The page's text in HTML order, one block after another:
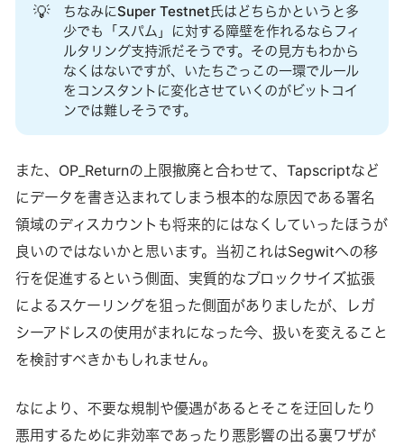
💡
ちなみにSuper Testnet氏はどちらかというと多
少でも「スパム」に対する障壁を作れるならフィ
ルタリング支持派だそうです。その見方もわから
なくはないですが、いたちごっこの一環でルール
をコンスタントに変化させていくのがビットコイ
ンでは難しそうです。
また、OP_Returnの上限撤廃と合わせて、Tapscriptなど
にデータを書き込まれてしまう根本的な原因である署名
領域のディスカウントも将来的にはなくしていったほうが
良いのではないかと思います。当初これはSegwitへの移
行を促進するという側面、実質的なブロックサイズ拡張
によるスケーリングを狙った側面がありましたが、レガ
シーアドレスの使用がまれになった今、扱いを変えること
を検討すべきかもしれません。
なにより、不要な規制や優遇があるとそこを迂回したり
悪用するために非効率であったり悪影響の出る裏ワザが